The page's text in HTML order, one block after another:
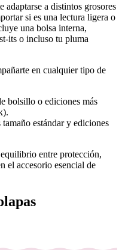
adaptarse a distintos grosores
si es una lectura ligera o
una bolsa interna,
its o incluso tu pluma
en cualquier tipo de
bolsillo o ediciones más
estándar y ediciones
equilibrio entre protección,
el accesorio esencial de